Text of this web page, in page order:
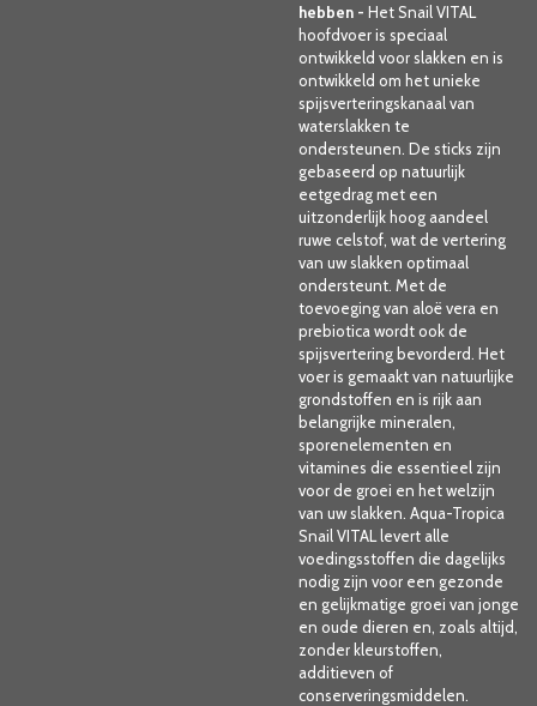
hebben - Het Snail VITAL
hoofdvoer is speciaal
ontwikkeld voor slakken en is
ontwikkeld om het unieke
spijsverteringskanaal van
waterslakken te
ondersteunen. De sticks zijn
gebaseerd op natuurlijk
eetgedrag met een
uitzonderlijk hoog aandeel
ruwe celstof, wat de vertering
van uw slakken optimaal
ondersteunt. Met de
toevoeging van aloë vera en
prebiotica wordt ook de
spijsvertering bevorderd. Het
voer is gemaakt van natuurlijke
grondstoffen en is rijk aan
belangrijke mineralen,
sporenelementen en
vitamines die essentieel zijn
voor de groei en het welzijn
van uw slakken. Aqua-Tropica
Snail VITAL levert alle
voedingsstoffen die dagelijks
nodig zijn voor een gezonde
en gelijkmatige groei van jonge
en oude dieren en, zoals altijd,
zonder kleurstoffen,
additieven of
conserveringsmiddelen.